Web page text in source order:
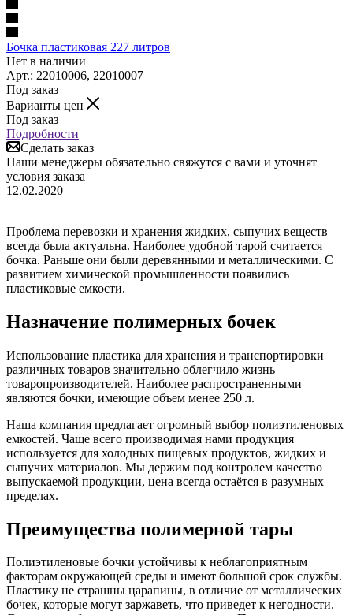
Бочка пластиковая 227 литров
Нет в наличии
Арт.: 22010006, 22010007
Под заказ
Варианты цен
Под заказ
Подробности
Сделать заказ
Наши менеджеры обязательно свяжутся с вами и уточнят
условия заказа
12.02.2020
Проблема перевозки и хранения жидких, сыпучих веществ
всегда была актуальна. Наиболее удобной тарой считается
бочка. Раньше они были деревянными и металлическими. С
развитием химической промышленности появились
пластиковые емкости.
Назначение полимерных бочек
Использование пластика для хранения и транспортировки
различных товаров значительно облегчило жизнь
товаропроизводителей. Наиболее распространенными
являются бочки, имеющие объем менее 250 л.
Наша компания предлагает огромный выбор полиэтиленовых
емкостей. Чаще всего производимая нами продукция
используется для холодных пищевых продуктов, жидких и
сыпучих материалов. Мы держим под контролем качество
выпускаемой продукции, цена всегда остаётся в разумных
пределах.
Преимущества полимерной тары
Полиэтиленовые бочки устойчивы к неблагоприятным
факторам окружающей среды и имеют большой срок службы.
Пластику не страшны царапины, в отличие от металлических
бочек, которые могут заржаветь, что приведет к негодности.